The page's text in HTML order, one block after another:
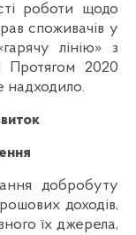
роботи щодо
споживачів у
лінію» з
Протягом 2020
надходило.
добробуту
доходів,
їх джерела,